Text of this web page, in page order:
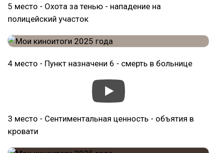
5 место - Охота за тенью - нападение на
полицейский участок
4 место - Пункт назначени 6 - смерть в больнице
3 место - Сентиментальная ценность - объятия в
кровати